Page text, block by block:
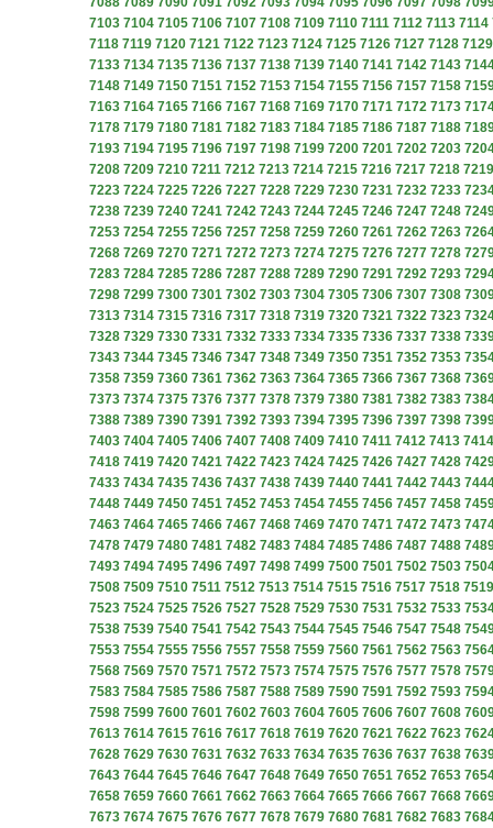
7103 7104 7105 7106 7107 7108 7109 7110 7111 7112 7113 7114
7118 7119 7120 7121 7122 7123 7124 7125 7126 7127 7128 7129
7133 7134 7135 7136 7137 7138 7139 7140 7141 7142 7143
7148 7149 7150 7151 7152 7153 7154 7155 7156 7157 7158
7163 7164 7165 7166 7167 7168 7169 7170 7171 7172 7173
7178 7179 7180 7181 7182 7183 7184 7185 7186 7187 7188
7193 7194 7195 7196 7197 7198 7199 7200 7201 7202 7203
7208 7209 7210 7211 7212 7213 7214 7215 7216 7217 7218 7219
7223 7224 7225 7226 7227 7228 7229 7230 7231 7232 7233
7238 7239 7240 7241 7242 7243 7244 7245 7246 7247 7248
7253 7254 7255 7256 7257 7258 7259 7260 7261 7262 7263
7268 7269 7270 7271 7272 7273 7274 7275 7276 7277 7278
7283 7284 7285 7286 7287 7288 7289 7290 7291 7292 7293
7298 7299 7300 7301 7302 7303 7304 7305 7306 7307 7308
7313 7314 7315 7316 7317 7318 7319 7320 7321 7322 7323
7328 7329 7330 7331 7332 7333 7334 7335 7336 7337 7338
7343 7344 7345 7346 7347 7348 7349 7350 7351 7352 7353
7358 7359 7360 7361 7362 7363 7364 7365 7366 7367 7368
7373 7374 7375 7376 7377 7378 7379 7380 7381 7382 7383
7388 7389 7390 7391 7392 7393 7394 7395 7396 7397 7398
7403 7404 7405 7406 7407 7408 7409 7410 7411 7412 7413 7414
7418 7419 7420 7421 7422 7423 7424 7425 7426 7427 7428
7433 7434 7435 7436 7437 7438 7439 7440 7441 7442 7443
7448 7449 7450 7451 7452 7453 7454 7455 7456 7457 7458
7463 7464 7465 7466 7467 7468 7469 7470 7471 7472 7473
7478 7479 7480 7481 7482 7483 7484 7485 7486 7487 7488
7493 7494 7495 7496 7497 7498 7499 7500 7501 7502 7503
7508 7509 7510 7511 7512 7513 7514 7515 7516 7517 7518 7519
7523 7524 7525 7526 7527 7528 7529 7530 7531 7532 7533
7538 7539 7540 7541 7542 7543 7544 7545 7546 7547 7548
7553 7554 7555 7556 7557 7558 7559 7560 7561 7562 7563
7568 7569 7570 7571 7572 7573 7574 7575 7576 7577 7578
7583 7584 7585 7586 7587 7588 7589 7590 7591 7592 7593
7598 7599 7600 7601 7602 7603 7604 7605 7606 7607 7608
7613 7614 7615 7616 7617 7618 7619 7620 7621 7622 7623
7628 7629 7630 7631 7632 7633 7634 7635 7636 7637 7638
7643 7644 7645 7646 7647 7648 7649 7650 7651 7652 7653
7658 7659 7660 7661 7662 7663 7664 7665 7666 7667 7668
7673 7674 7675 7676 7677 7678 7679 7680 7681 7682 7683